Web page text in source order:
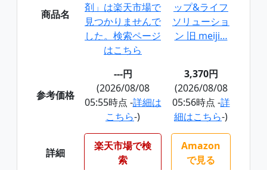
商品名
剤」は楽天市場で
見つかりませんで
した。検索ページ
はこちら
ップ&ライフ
ソリューショ
ン 旧 meiji…
参考価格
---円
(2026/08/08
05:55時点 -詳細は
こちら-)
3,370円
(2026/08/08
05:56時点 -詳
細はこちら-)
詳細
楽天市場で検
索
Amazon
で見る